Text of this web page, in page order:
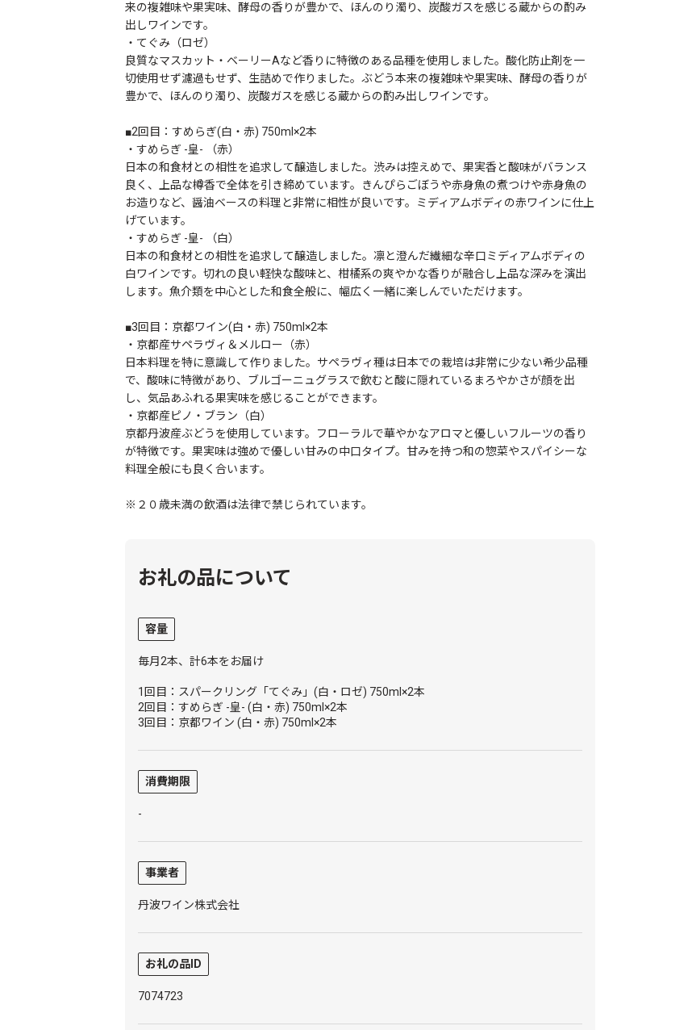
来の複雑味や果実味、酵母の香りが豊かで、ほんのり濁り、炭酸ガスを感じる蔵からの酌み
出しワインです。
・てぐみ（ロゼ）
良質なマスカット・ベーリーAなど香りに特徴のある品種を使用しました。酸化防止剤を一
切使用せず濾過もせず、生詰めで作りました。ぶどう本来の複雑味や果実味、酵母の香りが
豊かで、ほんのり濁り、炭酸ガスを感じる蔵からの酌み出しワインです。
■2回目：すめらぎ(白・赤) 750ml×2本
・すめらぎ -皇- （赤）
日本の和食材との相性を追求して醸造しました。渋みは控えめで、果実香と酸味がバランス
良く、上品な樽香で全体を引き締めています。きんぴらごぼうや赤身魚の煮つけや赤身魚の
お造りなど、醤油ベースの料理と非常に相性が良いです。ミディアムボディの赤ワインに仕上
げています。
・すめらぎ -皇- （白）
日本の和食材との相性を追求して醸造しました。凛と澄んだ繊細な辛口ミディアムボディの
白ワインです。切れの良い軽快な酸味と、柑橘系の爽やかな香りが融合し上品な深みを演出
します。魚介類を中心とした和食全般に、幅広く一緒に楽しんでいただけます。
■3回目：京都ワイン(白・赤) 750ml×2本
・京都産サペラヴィ＆メルロー（赤）
日本料理を特に意識して作りました。サペラヴィ種は日本での栽培は非常に少ない希少品種
で、酸味に特徴があり、ブルゴーニュグラスで飲むと酸に隠れているまろやかさが顔を出
し、気品あふれる果実味を感じることができます。
・京都産ピノ・ブラン（白）
京都丹波産ぶどうを使用しています。フローラルで華やかなアロマと優しいフルーツの香り
が特徴です。果実味は強めで優しい甘みの中口タイプ。甘みを持つ和の惣菜やスパイシーな
料理全般にも良く合います。
※２０歳未満の飲酒は法律で禁じられています。
お礼の品について
容量
毎月2本、計6本をお届け
1回目：スパークリング「てぐみ」(白・ロゼ) 750ml×2本
2回目：すめらぎ -皇- (白・赤) 750ml×2本
3回目：京都ワイン (白・赤) 750ml×2本
消費期限
-
事業者
丹波ワイン株式会社
お礼の品ID
7074723